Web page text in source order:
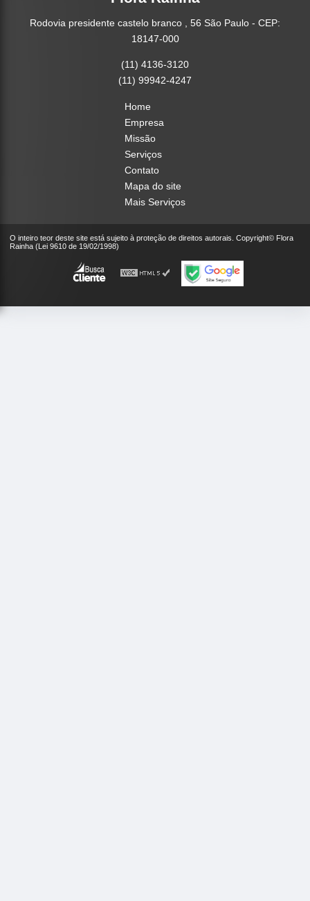
Rodovia presidente castelo branco , 56 São Paulo - CEP:
18147-000
(11) 4136-3120
(11) 99942-4247
Home
Empresa
Missão
Serviços
Contato
Mapa do site
Mais Serviços
O inteiro teor deste site está sujeito à proteção de direitos autorais. Copyright© Flora
Rainha (Lei 9610 de 19/02/1998)